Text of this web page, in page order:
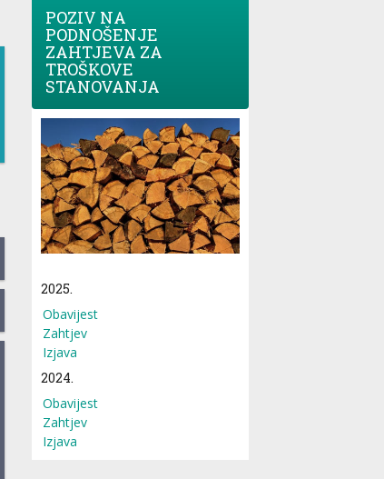
POZIV NA
PODNOŠENJE
ZAHTJEVA ZA
TROŠKOVE
STANOVANJA
2025.
Obavijest
Zahtjev
Izjava
2024.
Obavijest
Zahtjev
Izjava